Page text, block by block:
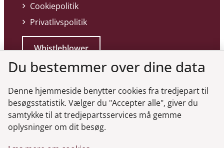
Cookiepolitik
Privatlivspolitik
Whistleblower
Genveje
Du bestemmer over dine data
Denne hjemmeside benytter cookies fra tredjepart til
besøgsstatistik. Vælger du "Accepter alle", giver du
samtykke til at tredjepartsservices må gemme
oplysninger om dit besøg.